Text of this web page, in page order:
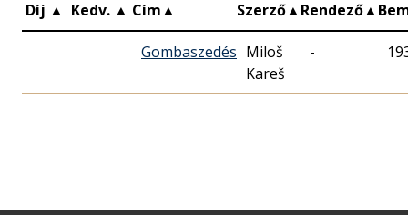
Díj ▲ Kedv. ▲ Cím▲ Szerző▲Rendező▲
Gombaszedés Miloš
Kareš
-